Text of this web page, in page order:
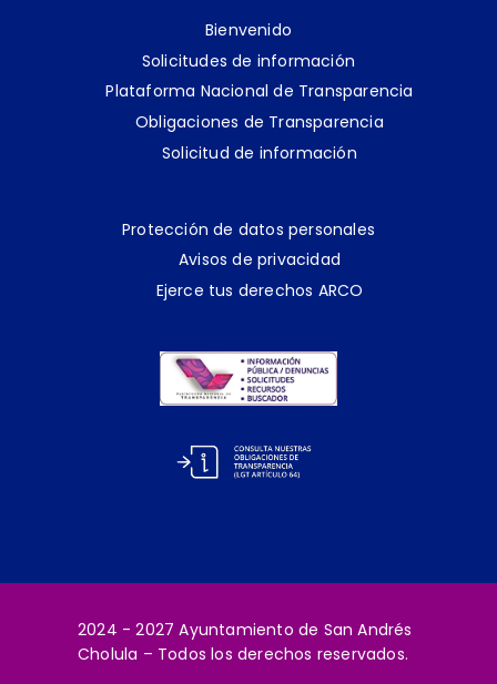
Bienvenido
Solicitudes de información
Plataforma Nacional de Transparencia
Obligaciones de Transparencia
Solicitud de información
Protección de datos personales
Avisos de privacidad
Ejerce tus derechos ARCO
2024 - 2027 Ayuntamiento de San Andrés
Cholula – Todos los derechos reservados.